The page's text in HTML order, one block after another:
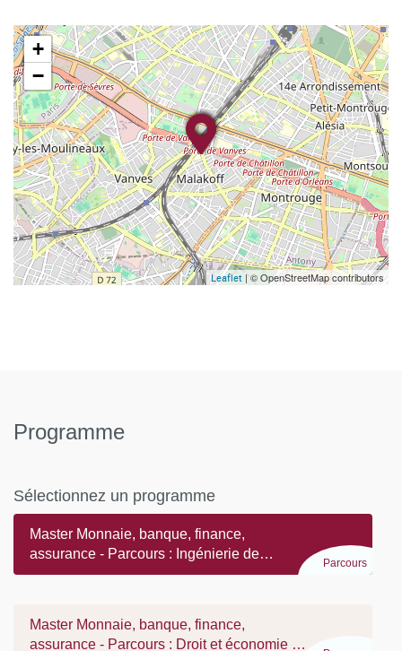
+
−
Leaflet | © OpenStreetMap contributors
Programme
Sélectionnez un programme
Master Monnaie, banque, finance,
assurance - Parcours : Ingénierie de
l'assurance
Parcours
Master Monnaie, banque, finance,
assurance - Parcours : Droit et économie de